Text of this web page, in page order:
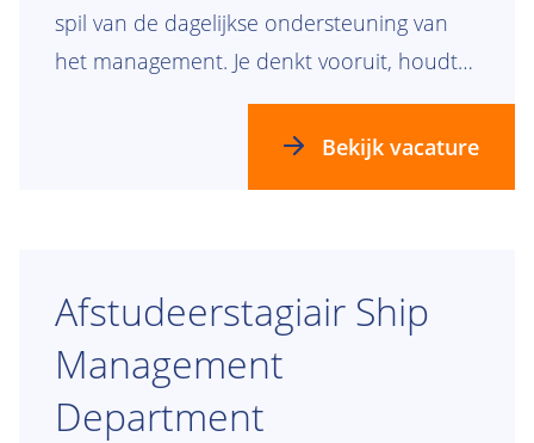
spil van de dagelijkse ondersteuning van
het management. Je denkt vooruit, houdt
overzicht en zorgt ervoor dat alles soepel
verloopt. Werk je graag in een dynamische,
Bekijk vacature
Afstudeerstagiair Ship
Management
Department